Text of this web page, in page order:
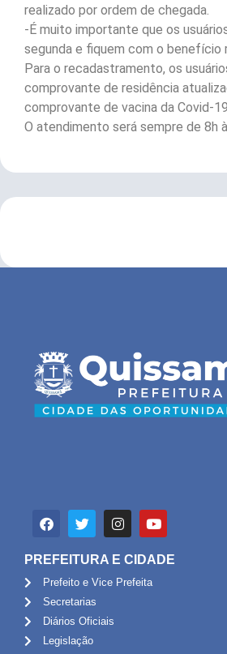
realizado por ordem de chegada.
-É muito importante que os
segunda e fiquem com o benefício
Para o recadastramento, os
comprovante de residência
comprovante de vacina da Covid-
O atendimento será sempre de 8h
PREFEITURA E CIDADE
Prefeito e Vice Prefeita
Secretarias
Diários Oficiais
Legislação